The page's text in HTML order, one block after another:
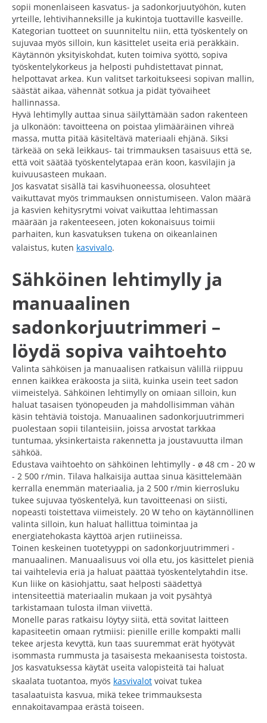
sopii monenlaiseen kasvatus- ja sadonkorjuutyöhön, kuten
yrteille, lehtivihanneksille ja kukintoja tuottaville kasveille.
Kategorian tuotteet on suunniteltu niin, että työskentely on
sujuvaa myös silloin, kun käsittelet useita eriä peräkkäin.
Käytännön yksityiskohdat, kuten toimiva syöttö, sopiva
työskentelykorkeus ja helposti puhdistettavat pinnat,
helpottavat arkea. Kun valitset tarkoitukseesi sopivan mallin,
säästät aikaa, vähennät sotkua ja pidät työvaiheet
hallinnassa.
Hyvä lehtimylly auttaa sinua säilyttämään sadon rakenteen
ja ulkonäön: tavoitteena on poistaa ylimääräinen vihreä
massa, mutta pitää käsiteltävä materiaali ehjänä. Siksi
tärkeää on sekä leikkaus- tai trimmauksen tasaisuus että se,
että voit säätää työskentelytapaa erän koon, kasvilajin ja
kuivuusasteen mukaan.
Jos kasvatat sisällä tai kasvihuoneessa, olosuhteet
vaikuttavat myös trimmauksen onnistumiseen. Valon määrä
ja kasvien kehitysrytmi voivat vaikuttaa lehtimassan
määrään ja rakenteeseen, joten kokonaisuus toimii
parhaiten, kun kasvatuksen tukena on oikeanlainen
valaistus, kuten kasvivalo.
Sähköinen lehtimylly ja
manuaalinen
sadonkorjuutrimmeri –
löydä sopiva vaihtoehto
Valinta sähköisen ja manuaalisen ratkaisun välillä riippuu
ennen kaikkea eräkoosta ja siitä, kuinka usein teet sadon
viimeistelyä. Sähköinen lehtimylly on omiaan silloin, kun
haluat tasaisen työnopeuden ja mahdollisimman vähän
käsin tehtäviä toistoja. Manuaalinen sadonkorjuutrimmeri
puolestaan sopii tilanteisiin, joissa arvostat tarkkaa
tuntumaa, yksinkertaista rakennetta ja joustavuutta ilman
sähköä.
Edustava vaihtoehto on sähköinen lehtimylly - ø 48 cm - 20 w
- 2 500 r/min. Tilava halkaisija auttaa sinua käsittelemään
kerralla enemmän materiaalia, ja 2 500 r/min kierrosluku
tukee sujuvaa työskentelyä, kun tavoitteenasi on siisti,
nopeasti toistettava viimeistely. 20 W teho on käytännöllinen
valinta silloin, kun haluat hallittua toimintaa ja
energiatehokasta käyttöä arjen rutiineissa.
Toinen keskeinen tuotetyyppi on sadonkorjuutrimmeri -
manuaalinen. Manuaalisuus voi olla etu, jos käsittelet pieniä
tai vaihtelevia eriä ja haluat päättää työskentelytahdin itse.
Kun liike on käsiohjattu, saat helposti säädettyä
intensiteettiä materiaalin mukaan ja voit pysähtyä
tarkistamaan tulosta ilman viivettä.
Monelle paras ratkaisu löytyy siitä, että sovitat laitteen
kapasiteetin omaan rytmiisi: pienille erille kompakti malli
tekee arjesta kevyttä, kun taas suuremmat erät hyötyvät
isommasta rummusta ja tasaisesta mekaanisesta toistosta.
Jos kasvatuksessa käytät useita valopisteitä tai haluat
skaalata tuotantoa, myös kasvivalot voivat tukea
tasalaatuista kasvua, mikä tekee trimmauksesta
ennakoitavampaa erästä toiseen.